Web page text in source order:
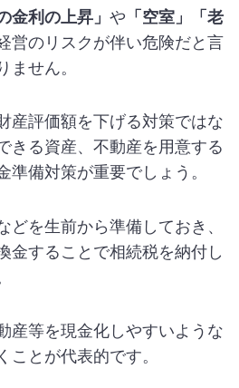
金利の上昇」 や 「空室」「老
営のリスクが伴い危険だと言
ません。
産評価額を下げる対策ではな
きる資産、不動産を用意する
準備対策が重要でしょう。
どを生前から準備しておき、
金することで相続税を納付し
産等を現金化しやすいような
ことが代表的です。